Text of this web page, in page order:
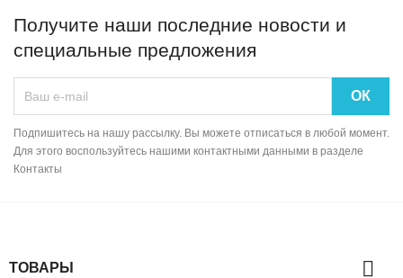
Получите наши последние новости и
специальные предложения
Подпишитесь на нашу рассылку. Вы можете отписаться в любой момент.
Для этого воспользуйтесь нашими контактными данными в разделе
Контакты
ТОВАРЫ 